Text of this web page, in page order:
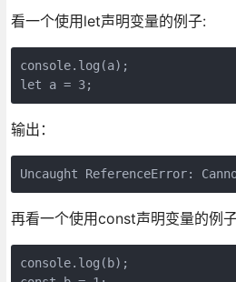
看一个使用let声明变量的例子:
console.log(a);
let a = 3;
输出：
Uncaught ReferenceError:
再看一个使用const声明变量的例子
console.log(b);